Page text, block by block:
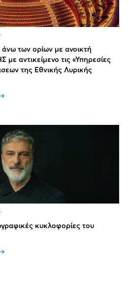
των ορίων με ανοικτή
αντικείμενο τις «Υπηρεσίες
της Εθνικής Λυρικής
κυκλοφορίες του